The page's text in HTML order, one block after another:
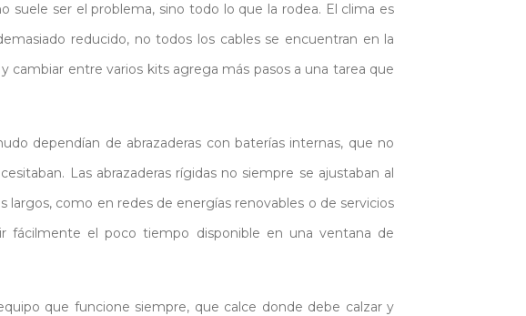
suele ser el problema, sino todo lo que la rodea. El clima es
reducido, no todos los cables se encuentran en la
cambiar entre varios kits agrega más pasos a una tarea que
dependían de abrazaderas con baterías internas, que no
Las abrazaderas rígidas no siempre se ajustaban al
largos, como en redes de energías renovables o de servicios
fácilmente el poco tiempo disponible en una ventana de
que funcione siempre, que calce donde debe calzar y